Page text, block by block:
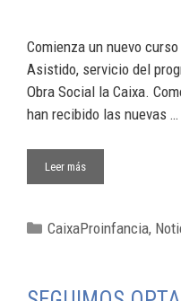
Comienza un nuevo
Asistido, servicio del
Obra Social la Caixa.
han recibido las nuevas …
Leer más
CaixaProinfancia,